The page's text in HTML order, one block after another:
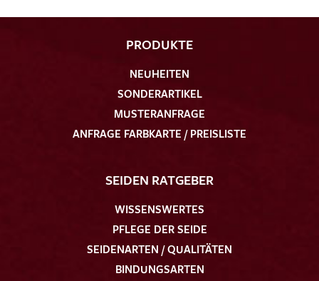
PRODUKTE
NEUHEITEN
SONDERARTIKEL
MUSTERANFRAGE
ANFRAGE FARBKARTE / PREISLISTE
SEIDEN RATGEBER
WISSENSWERTES
PFLEGE DER SEIDE
SEIDENARTEN / QUALITÄTEN
BINDUNGSARTEN